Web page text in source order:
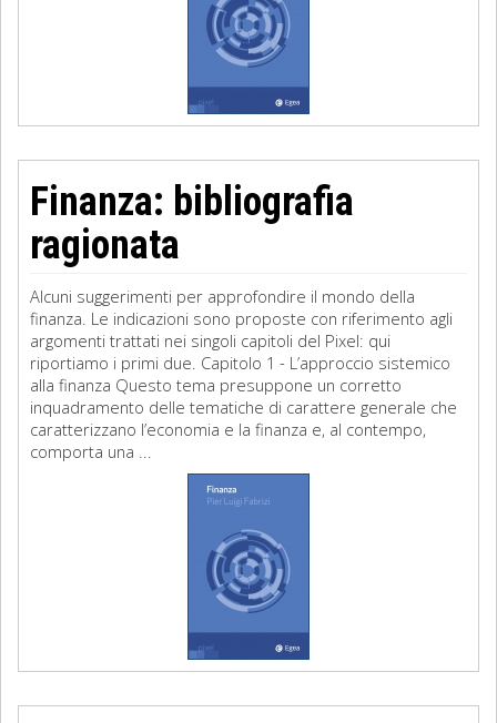
Finanza: bibliografia
ragionata
Alcuni suggerimenti per approfondire il mondo della
finanza. Le indicazioni sono proposte con riferimento agli
argomenti trattati nei singoli capitoli del Pixel: qui
riportiamo i primi due. Capitolo 1 - L’approccio sistemico
alla finanza Questo tema presuppone un corretto
inquadramento delle tematiche di carattere generale che
caratterizzano l’economia e la finanza e, al contempo,
comporta una ...